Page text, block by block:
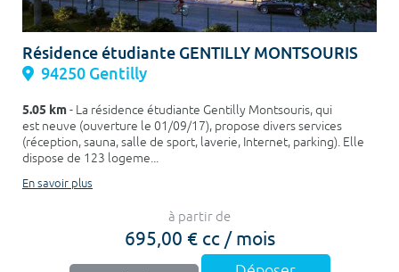
Résidence étudiante GENTILLY MONTSOURIS
94250 Gentilly
5.05 km- La résidence étudiante Gentilly Montsouris, qui
est neuve (ouverture le 01/09/17), propose divers services
(réception, sauna, salle de sport, laverie, Internet, parking). Elle
dispose de 123 logeme...
En savoir plus
à partir de
695,00 € cc / mois